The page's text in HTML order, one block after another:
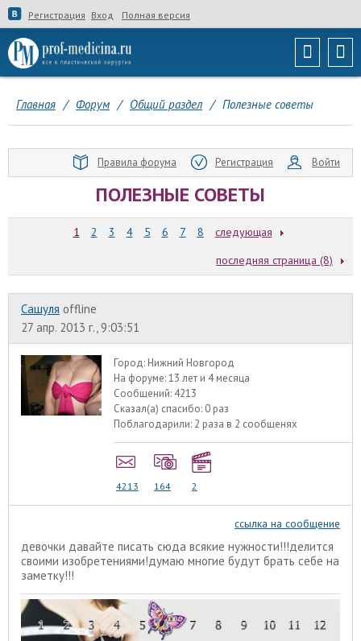
Регистрация Вход Полная версия
Главная / Форум / Общий раздел / Полезные советы
Правила форума Регистрация Войти
ПОЛЕЗНЫЕ СОВЕТЫ
1 2 3 4 5 6 7 8
следующая
последняя страница (8)
Сашуля offline
27 апр. 2013 г., 9:03:51
Город: Нижний Новгород
На форуме:13 лет и 4 месяца
Сообщений: 4213
Сказал(а) спасибо: 0 раз
Поблагодарили: 2 раза в 2 сообщенях
4213 164 2
ссылка на сообщение
девочки давайте писать сюда всякие нужности!!!делится
своими изобретениями!думаю многие будут брать себе на
заметку!!!